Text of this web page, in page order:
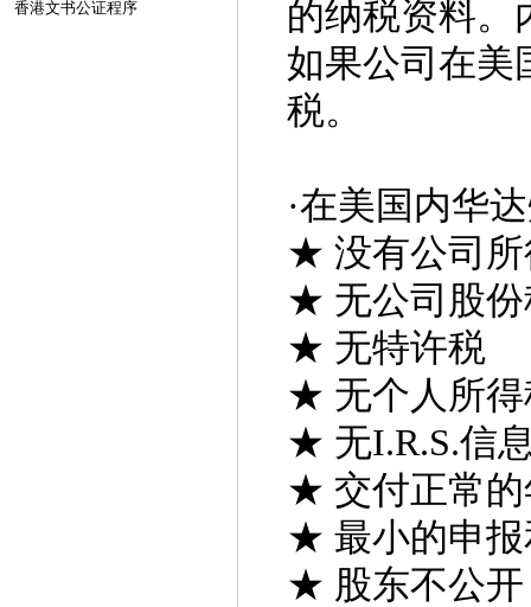
香港文书公证程序
的纳税资料。
如果公司在美
税。
·在美国内华
★ 没有公司所
★ 无公司股份
★ 无特许税
★ 无个人所得
★ 无I.R.S.信
★ 交付正常的
★ 最小的申报
★ 股东不公开